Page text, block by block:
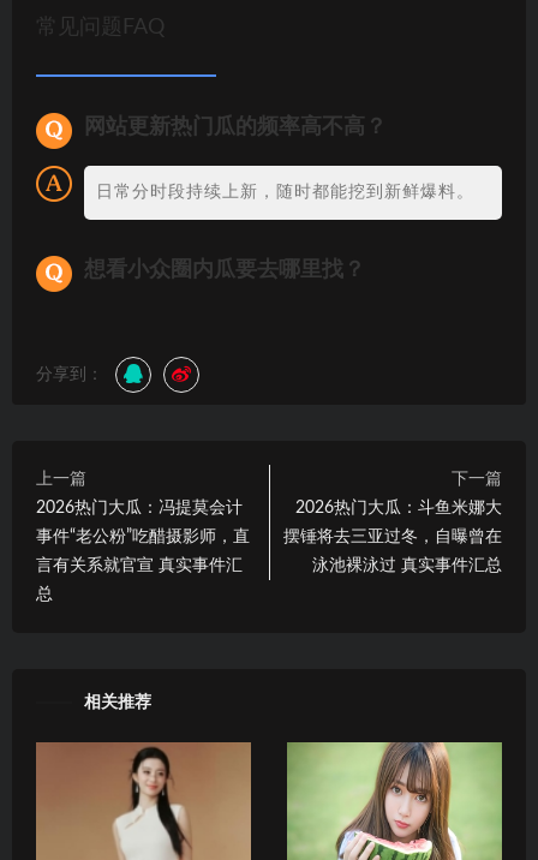
常见问题FAQ
网站更新热门瓜的频率高不高？
日常分时段持续上新，随时都能挖到新鲜爆料。
想看小众圈内瓜要去哪里找？
分享到：
上一篇
2026热门大瓜：冯提莫会计
事件“老公粉”吃醋摄影师，直
言有关系就官宣 真实事件汇
总
下一篇
2026热门大瓜：斗鱼米娜大
摆锤将去三亚过冬，自曝曾在
泳池裸泳过 真实事件汇总
相关推荐